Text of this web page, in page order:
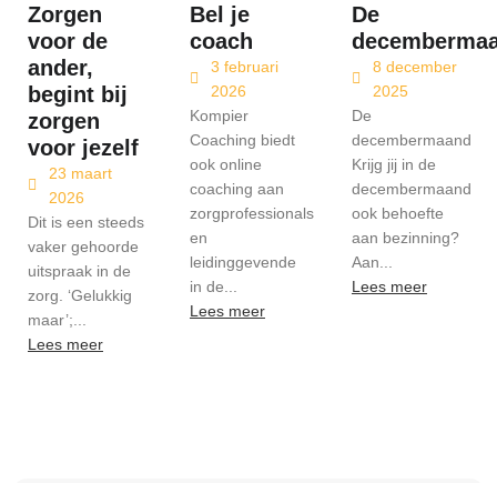
Zorgen
voor de
ander,
begint bij
zorgen
voor jezelf
23 maart
2026
Dit is een steeds
vaker gehoorde
uitspraak in de
zorg. ‘Gelukkig
maar’;...
Lees meer
Bel je
coach
3 februari
2026
Kompier
Coaching biedt
ook online
coaching aan
zorgprofessionals
en
leidinggevende
in de...
Lees meer
De
8 december
2025
De
decembermaand
Krijg jij in de
decembermaand
ook behoefte
aan bezinning?
Aan...
Lees meer